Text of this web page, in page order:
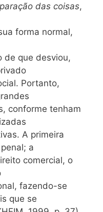
das coisas,
forma normal,
de que desviou,
Portanto,
conforme tenham
A primeira
a
comercial, o
fazendo-se
que se